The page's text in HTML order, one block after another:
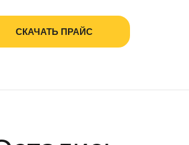
СКАЧАТЬ ПРАЙС